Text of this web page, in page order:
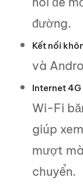
đường.
Kết nối
và
Internet
Wi-Fi
giúp
mượt
chuyển.